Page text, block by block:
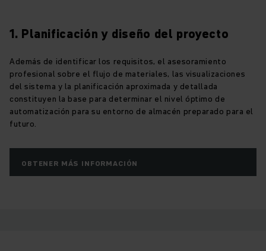
1. Planificación y diseño del proyecto
Además de identificar los requisitos, el asesoramiento
profesional sobre el flujo de materiales, las visualizaciones
del sistema y la planificación aproximada y detallada
constituyen la base para determinar el nivel óptimo de
automatización para su entorno de almacén preparado para el
futuro.
OBTENER MÁS INFORMACIÓN